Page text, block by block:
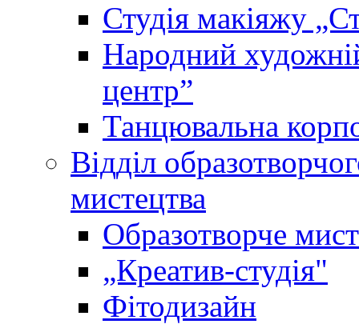
Студія макіяжу
Народний
центр”
Танцювальна
Відділ
мистецтва
Образотворче
„Креатив-студія"
Фітодизайн